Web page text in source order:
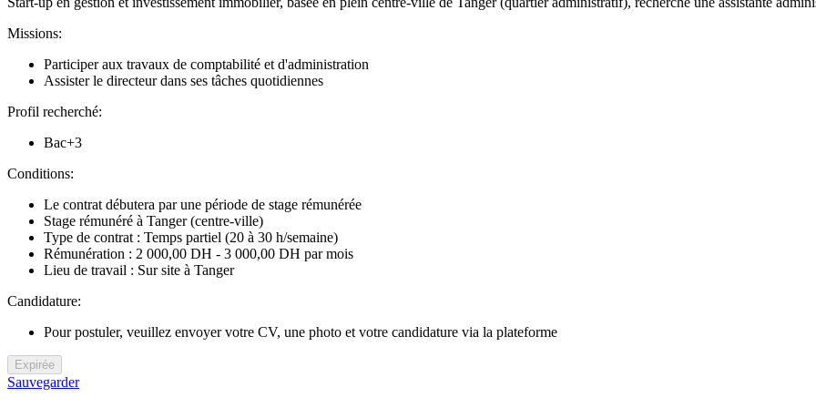
Missions:
Participer aux travaux de comptabilité et d'administration
Assister le directeur dans ses tâches quotidiennes
Profil recherché:
Bac+3
Conditions:
Le contrat débutera par une période de stage rémunérée
Stage rémunéré à Tanger (centre-ville)
Type de contrat : Temps partiel (20 à 30 h/semaine)
Rémunération : 2 000,00 DH - 3 000,00 DH par mois
Lieu de travail : Sur site à Tanger
Candidature:
Pour postuler, veuillez envoyer votre CV, une photo et votre candidature via la plateforme
Expirée
Sauvegarder